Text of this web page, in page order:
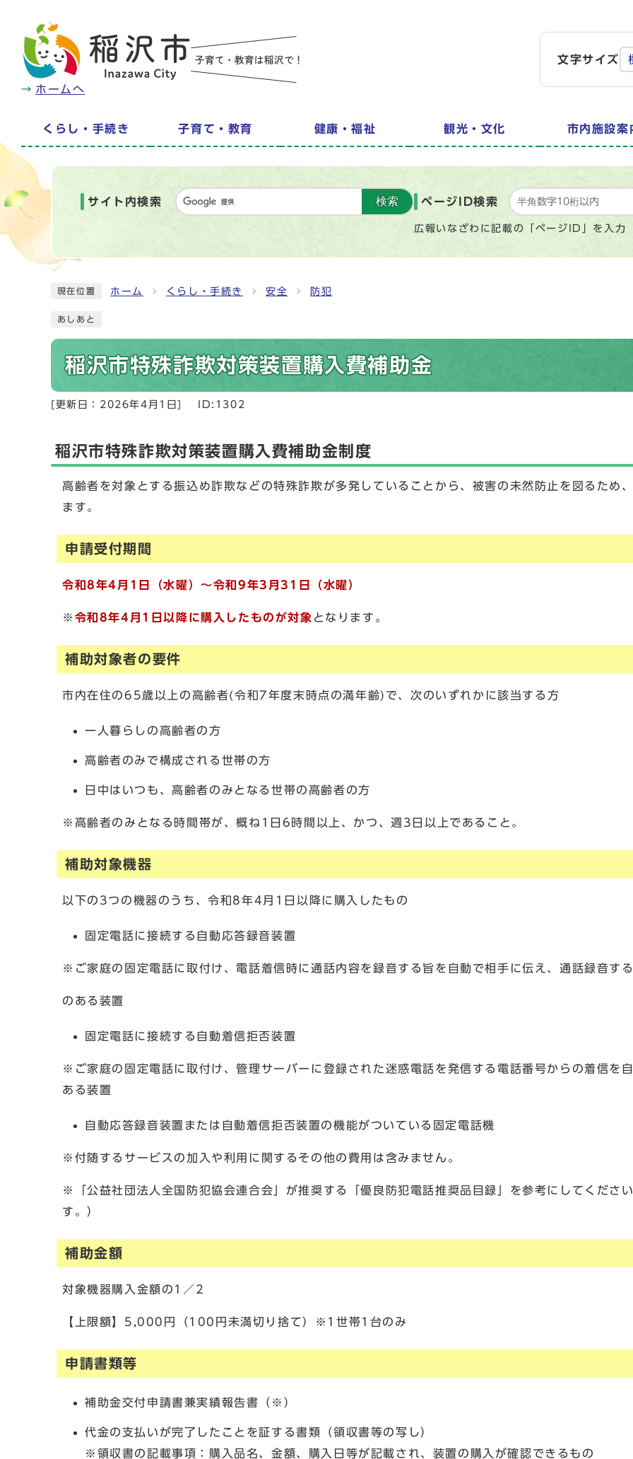
ホームへ
文字サイズ
くらし・手続き 子育て・教育 健康・福祉 観光・文化 市内施設案
サイト内検索 検索 ページID検索
広報いなざわに記載の「ページID」を入力
現在位置 ホーム くらし・手続き 安全 防犯
あしあと
稲沢市特殊詐欺対策装置購入費補助金
[更新日： 2026年4月1日 ID:1302
稲沢市特殊詐欺対策装置購入費補助金制度
高齢者を対象とする振込め詐欺などの特殊詐欺が多発していることから、被害の未然防止を図るため
ます。
申請受付期間
令和8年4月1日（水曜）～令和9年3月31日（水曜）
※ 令和8年4月1日以降に購入したものが対象 となります。
補助対象者の要件
市内在住の65歳以上の高齢者(令和7年度末時点の満年齢)で、次のいずれかに該当する方
一人暮らしの高齢者の方
高齢者のみで構成される世帯の方
日中はいつも、高齢者のみとなる世帯の高齢者の方
※高齢者のみとなる時間帯が、概ね1日6時間以上、かつ、週3日以上であること。
補助対象機器
以下の3つの機器のうち、令和8年4月1日以降に購入したもの
固定電話に接続する自動応答録音装置
※ご家庭の固定電話に取付け、電話着信時に通話内容を録音する旨を自動で相手に伝え、通話録音す
のある装置
固定電話に接続する自動着信拒否装置
※ご家庭の固定電話に取付け、管理サーバーに登録された迷惑電話を発信する電話番号からの着信を
ある装置
自動応答録音装置または自動着信拒否装置の機能がついている固定電話機
※付随するサービスの加入や利用に関するその他の費用は含みません。
※「公益社団法人全国防犯協会連合会」が推奨する「優良防犯電話推奨品目録」を参考にしてくださ
す。）
補助金額
対象機器購入金額の1／2
【上限額】5,000円（100円未満切り捨て）※1世帯1台のみ
申請書類等
補助金交付申請書兼実績報告書（※）
代金の支払いが完了したことを証する書類（領収書等の写し）
※領収書の記載事項：購入品名、金額、購入日等が記載され、装置の購入が確認できるもの